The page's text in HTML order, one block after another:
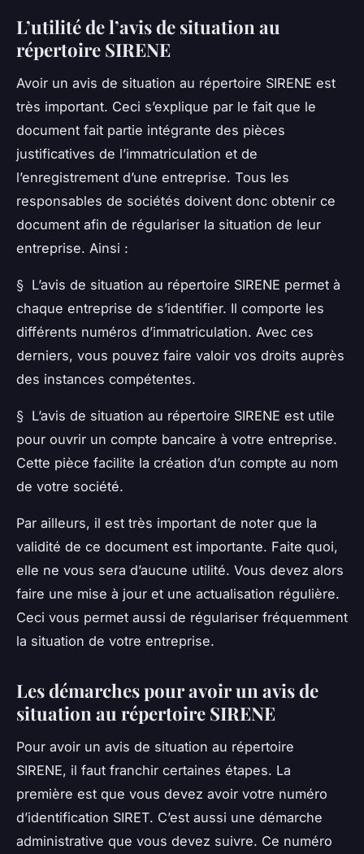
L’utilité de l’avis de situation au
répertoire SIRENE
Avoir un avis de situation au répertoire SIRENE est
très important. Ceci s’explique par le fait que le
document fait partie intégrante des pièces
justificatives de l’immatriculation et de
l’enregistrement d’une entreprise. Tous les
responsables de sociétés doivent donc obtenir ce
document afin de régulariser la situation de leur
entreprise. Ainsi :
§ L’avis de situation au répertoire SIRENE permet à
chaque entreprise de s’identifier. Il comporte les
différents numéros d’immatriculation. Avec ces
derniers, vous pouvez faire valoir vos droits auprès
des instances compétentes.
§ L’avis de situation au répertoire SIRENE est utile
pour ouvrir un compte bancaire à votre entreprise.
Cette pièce facilite la création d’un compte au nom
de votre société.
Par ailleurs, il est très important de noter que la
validité de ce document est importante. Faite quoi,
elle ne vous sera d’aucune utilité. Vous devez alors
faire une mise à jour et une actualisation régulière.
Ceci vous permet aussi de régulariser fréquemment
la situation de votre entreprise.
Les démarches pour avoir un avis de
situation au répertoire SIRENE
Pour avoir un avis de situation au répertoire
SIRENE, il faut franchir certaines étapes. La
première est que vous devez avoir votre numéro
d’identification SIRET. C’est aussi une démarche
administrative que vous devez suivre. Ce numéro